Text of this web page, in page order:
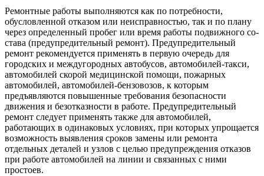
Ремонтные работы выполняются как по по­требности,
обусловленной отказом или неис­правностью, так и по плану
через определен­ный пробег или время работы подвижного со­
става (предупредительный ремонт). Предупре­дительный
ремонт рекомендуется применять в первую очередь для
городских и междугород­ных автобусов, автомобилей-такси,
автомоби­лей скорой медицинской помощи, пожарных
автомобилей, автомобилей-бензовозов, к кото­рым
предъявляются повышенные требования безопасности
движения и безотказности в ра­боте. Предупредительный
ремонт следует при­менять также для автомобилей,
работающих в одинаковых условиях, при которых упрощает­ся
возможность выявления сроков замены или ремонта
отдельных деталей и узлов с целью предупреждения отказов
при работе автомо­билей на линии и связанных с ними
простоев.